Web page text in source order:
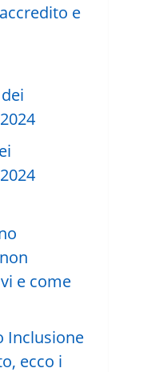
e
Inclusione
ecco i